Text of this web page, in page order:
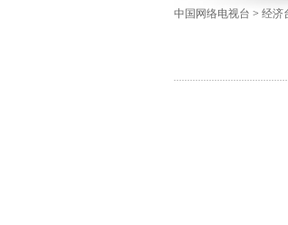
中国网络电视台 > 经济